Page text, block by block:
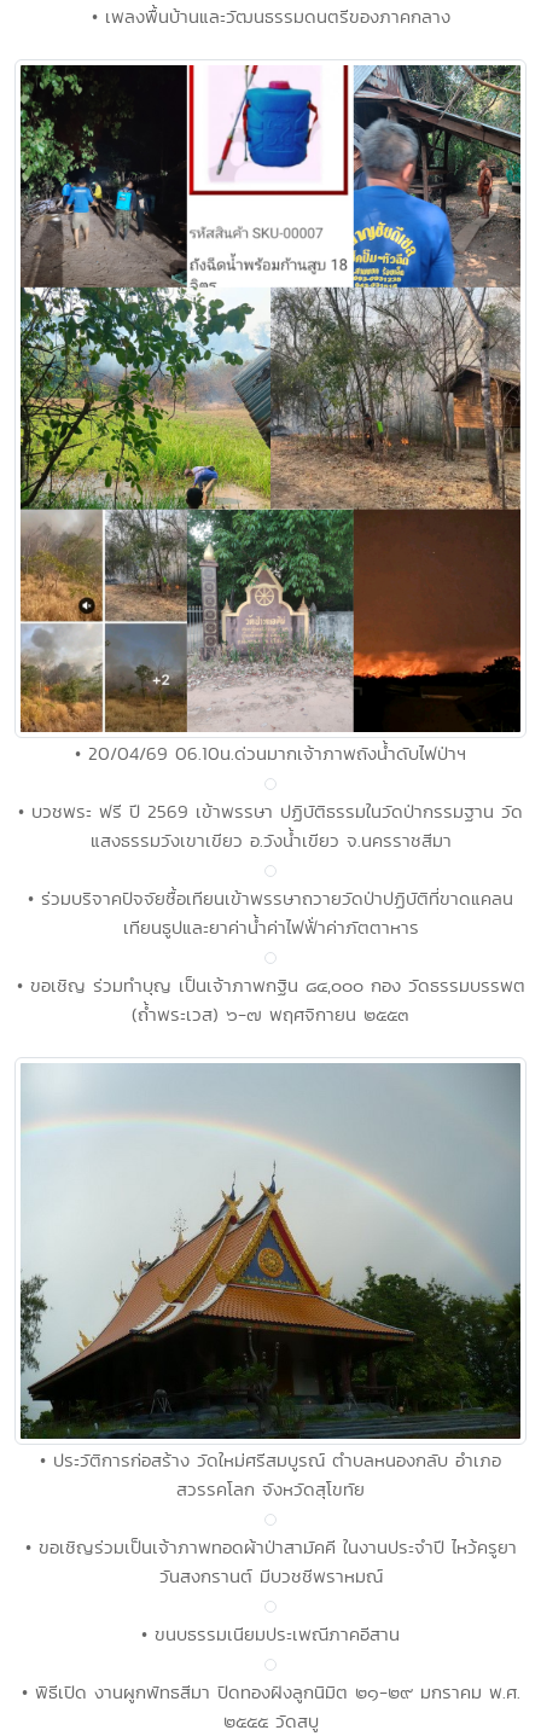
• เพลงพื้นบ้านและวัฒนธรรมดนตรีของภาคกลาง
• 20/04/69 06.10น.ด่วนมากเจ้าภาพถังน้ำดับไฟป่าฯ
• บวชพระ ฟรี ปี 2569 เข้าพรรษา ปฏิบัติธรรมในวัดป่ากรรมฐาน วัด
แสงธรรมวังเขาเขียว อ.วังน้ำเขียว จ.นครราชสีมา
• ร่วมบริจาคปัจจัยซื้อเทียนเข้าพรรษาถวายวัดป่าปฏิบัติที่ขาดแคลน
เทียนธูปและยาค่าน้ำค่าไฟฟ้่าค่าภัตตาหาร
• ขอเชิญ ร่วมทำบุญ เป็นเจ้าภาพกฐิน ๘๔,๐๐๐ กอง วัดธรรมบรรพต
(ถ้ำพระเวส) ๖-๗ พฤศจิกายน ๒๕๕๓
• ประวัติการก่อสร้าง วัดใหม่ศรีสมบูรณ์ ตำบลหนองกลับ อำเภอ
สวรรคโลก จังหวัดสุโขทัย
• ขอเชิญร่วมเป็นเจ้าภาพทอดผ้าป่าสามัคคี ในงานประจำปี ไหว้ครูยา
วันสงกรานต์ มีบวชชีพราหมณ์
• ขนบธรรมเนียมประเพณีภาคอีสาน
• พิธีเปิด งานผูกพัทธสีมา ปิดทองฝังลูกนิมิต ๒๑-๒๙ มกราคม พ.ศ.
๒๕๕๕ วัดสบู